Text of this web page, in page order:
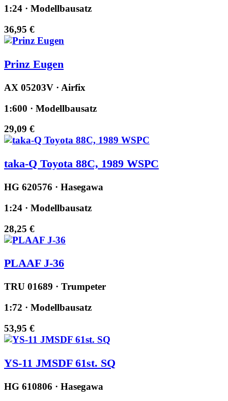
1:24 · Modellbausatz
36,95 €
Prinz Eugen
AX 05203V · Airfix
1:600 · Modellbausatz
29,09 €
taka-Q Toyota 88C, 1989 WSPC
HG 620576 · Hasegawa
1:24 · Modellbausatz
28,25 €
PLAAF J-36
TRU 01689 · Trumpeter
1:72 · Modellbausatz
53,95 €
YS-11 JMSDF 61st. SQ
HG 610806 · Hasegawa